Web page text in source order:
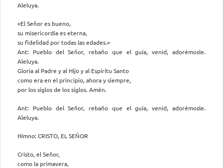
Aleluya.
«El Señor es bueno,
su misericordia es eterna,
su fidelidad por todas las edades.»
Ant: Pueblo del Señor, rebaño que el guía, venid, adorémosle.
Aleluya.
Gloria al Padre y al Hijo y al Espíritu Santo
como era en el principio, ahora y siempre,
por los siglos de los siglos. Amén.
Ant: Pueblo del Señor, rebaño que el guía, venid, adorémosle.
Aleluya.
Himno: CRISTO, EL SEÑOR
Cristo, el Señor,
como la primavera,